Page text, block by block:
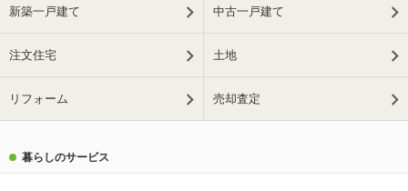
新築一戸建て 中古一戸建て
注文住宅 土地
リフォーム 売却査定
暮らしのサービス